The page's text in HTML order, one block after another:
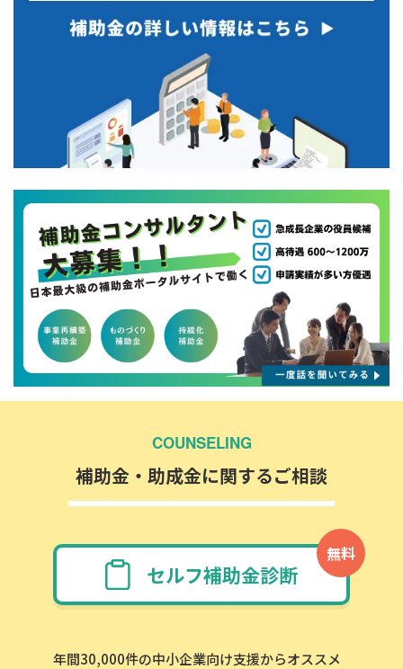
COUNSELING
補助金・助成金に関するご相談
無料
セルフ補助金診断
年間30,000件の中小企業向け支援からオススメ